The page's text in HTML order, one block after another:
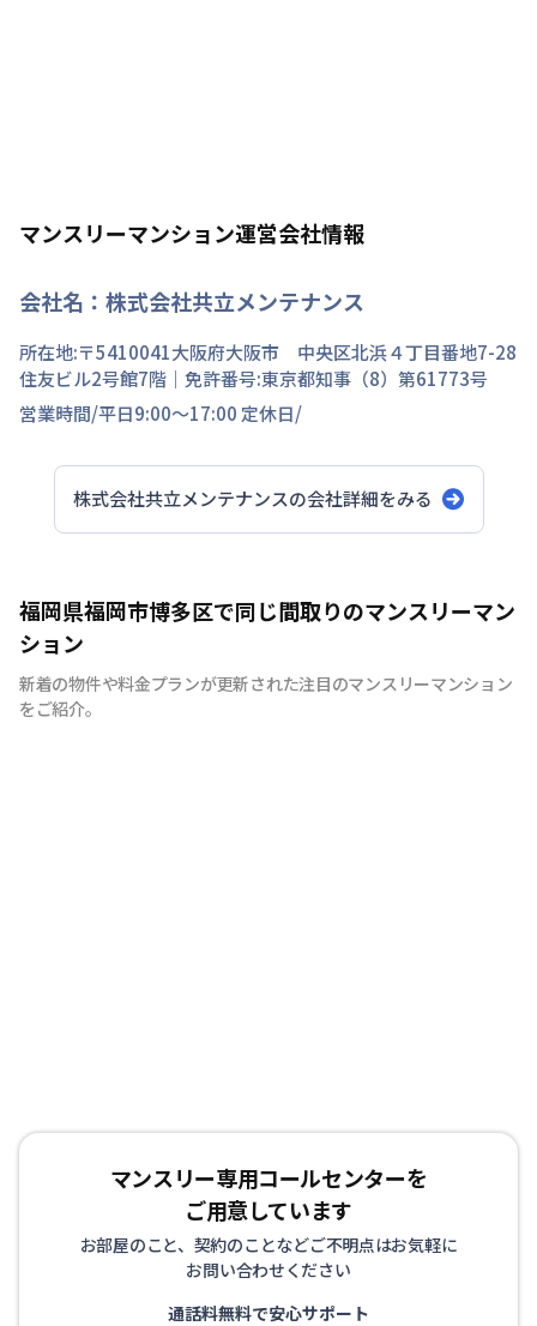
マンスリーマンション運営会社情報
会社名： 株式会社共立メンテナンス
所在地:〒5410041大阪府大阪市 中央区北浜４丁目番地7-28
住友ビル2号館7階 ｜免許番号:東京都知事（8）第61773号
営業時間/平日9:00～17:00 定休日/
株式会社共立メンテナンスの会社詳細をみる
福岡県福岡市博多区で同じ間取りのマンスリーマン
ション
新着の物件や料金プランが更新された注目のマンスリーマンション
をご紹介。
マンスリー専用コールセンターを
ご用意しています
お部屋のこと、契約のことなどご不明点はお気軽に
お問い合わせください
通話料無料で安心サポート